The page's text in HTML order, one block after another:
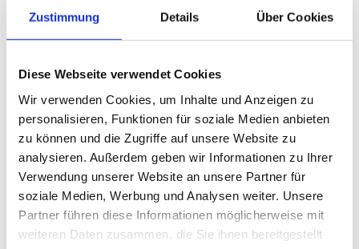
Zustimmung Details Über Cookies
Diese Webseite verwendet Cookies
Wir verwenden Cookies, um Inhalte und Anzeigen zu
personalisieren, Funktionen für soziale Medien anbieten
zu können und die Zugriffe auf unsere Website zu
analysieren. Außerdem geben wir Informationen zu Ihrer
Verwendung unserer Website an unsere Partner für
soziale Medien, Werbung und Analysen weiter. Unsere
Partner führen diese Informationen möglicherweise mit
weiteren Daten zusammen, die Sie ihnen bereitgestellt
+49 761 40 50 17
 +49 (0) 151 40 02 63 99
ÖFFNUNGSZEITEN
Montag - Donnerstag
08:00 - 12:30
13:30 - 17:30
Freitag
08:00 - 12:30